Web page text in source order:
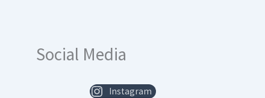
Social Media
Instagram